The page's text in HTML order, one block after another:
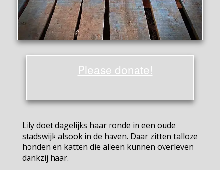
Please donate!
Lily doet dagelijks haar ronde in een oude
stadswijk alsook in de haven. Daar zitten talloze
honden en katten die alleen kunnen overleven
dankzij haar.